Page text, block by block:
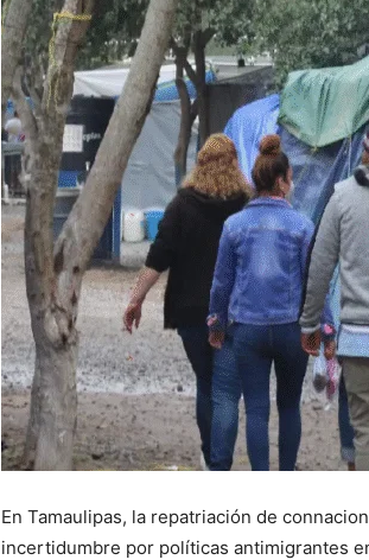
En Tamaulipas, la repatriación de
incertidumbre por políticas antimigrantes